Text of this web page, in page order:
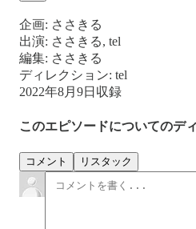
企画: ささきる
出演: ささきる, tel
編集: ささきる
ディレクション: tel
2022年8月9日収録
このエピソードについてのデ
コメント リスタック